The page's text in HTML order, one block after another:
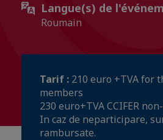
Langue(s) de
Roumain
Tarif : 210 euro +TVA for
members
230 euro+TVA CCIFER
In caz de neparticipare,
rambursate.